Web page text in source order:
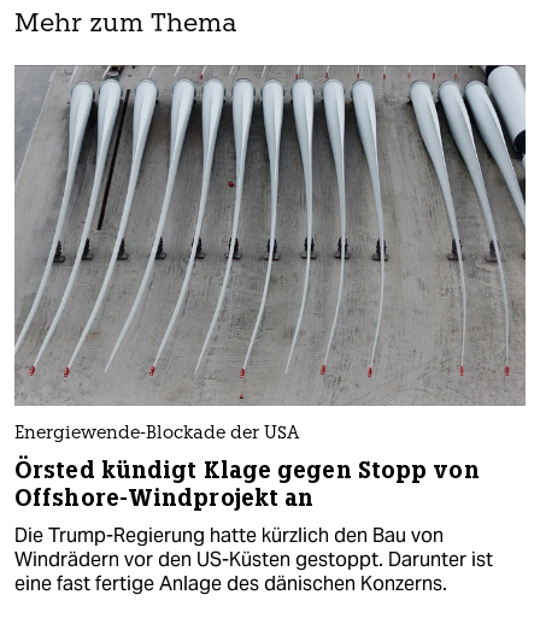
Mehr zum Thema
Energiewende-Blockade der USA
Örsted kündigt Klage gegen Stopp von
Offshore-Windprojekt an
Die Trump-Regierung hatte kürzlich den Bau von
Windrädern vor den US-Küsten gestoppt. Darunter ist
eine fast fertige Anlage des dänischen Konzerns.